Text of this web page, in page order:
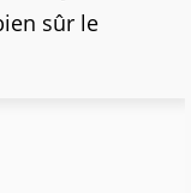
sûr le